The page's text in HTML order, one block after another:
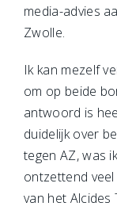
media-advies
Zwolle.
Ik kan mezelf
om op beide
antwoord is
duidelijk over
tegen AZ, was
ontzettend
van het